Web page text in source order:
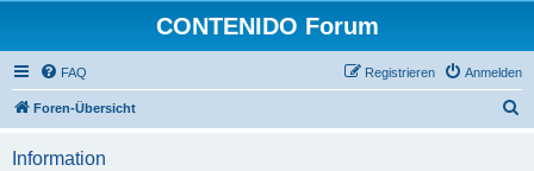
CONTENIDO Forum
FAQ Anmelden
Registrieren
Foren-Übersicht
Information